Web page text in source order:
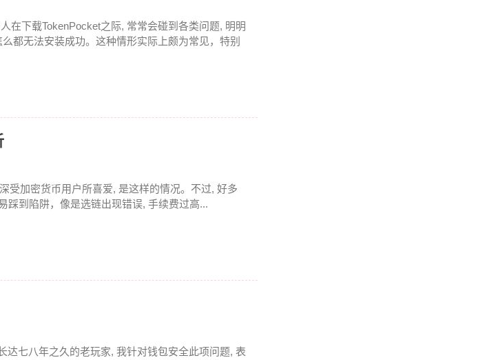
在下载TokenPocket之际, 常常会碰到各类问题, 明明
都无法安装成功。这种情形实际上颇为常见，特别
受加密货币用户所喜爱, 是这样的情况。不过, 好多
踩到陷阱，像是选链出现错误, 手续费过高...
达七八年之久的老玩家, 我针对钱包安全此项问题, 表